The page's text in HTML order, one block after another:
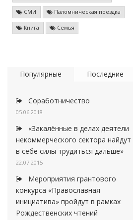
СМИ Паломническая поездка
Книга Семья
Популярные Последние
Соработничество
05.06.2018
«Закалённые в делах деятели
некоммерческого сектора найдут
в себе силы трудиться дальше»
22.07.2015
Мероприятия грантового
конкурса «Православная
инициатива» пройдут в рамках
Рождественских чтений